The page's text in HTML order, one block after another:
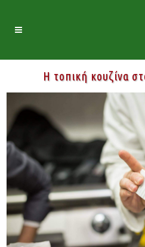
Η τοπική κουζίνα